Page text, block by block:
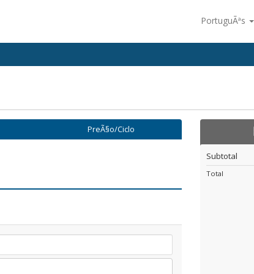
PortuguÃªs
PreÃ§o/Ciclo
Subtotal
Total